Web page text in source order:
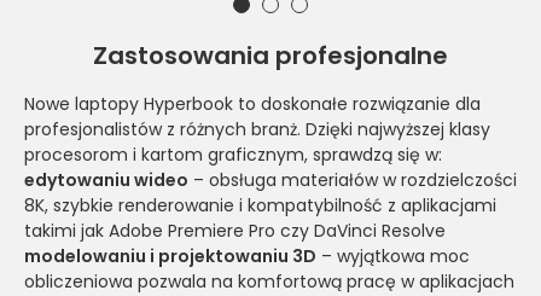
Zastosowania profesjonalne
Nowe laptopy Hyperbook to doskonałe rozwiązanie dla
profesjonalistów z różnych branż. Dzięki najwyższej klasy
procesorom i kartom graficznym, sprawdzą się w:
edytowaniu wideo – obsługa materiałów w rozdzielczości
8K, szybkie renderowanie i kompatybilność z aplikacjami
takimi jak Adobe Premiere Pro czy DaVinci Resolve
modelowaniu i projektowaniu 3D – wyjątkowa moc
obliczeniowa pozwala na komfortową pracę w aplikacjach